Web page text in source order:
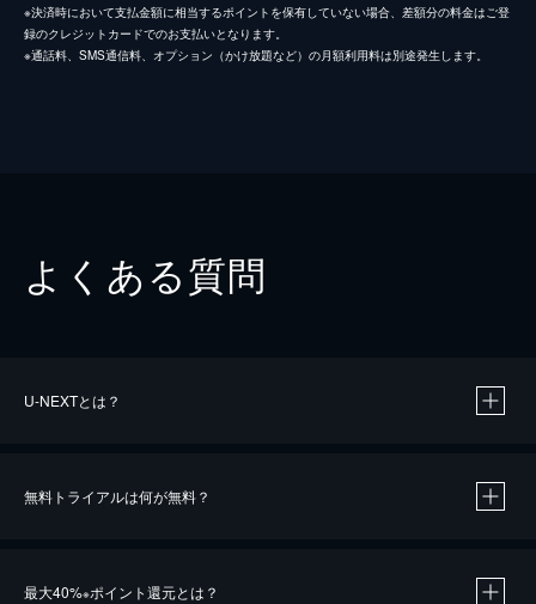
※決済時において支払金額に相当するポイントを保有していない場合、差額分の料金はご登
録のクレジットカードでのお支払いとなります。
※通話料、SMS通信料、オプション（かけ放題など）の月額利用料は別途発生します。
よくある質問
U-NEXTとは？
無料トライアルは何が無料？
最大40%※ポイント還元とは？